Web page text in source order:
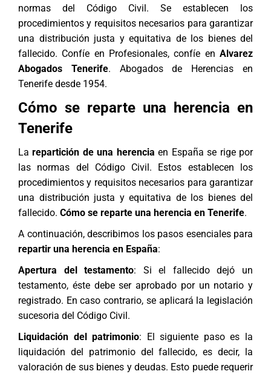
normas del Código Civil. Se establecen los
procedimientos y requisitos necesarios para garantizar
una distribución justa y equitativa de los bienes del
fallecido. Confíe en Profesionales, confíe en Alvarez
Abogados Tenerife. Abogados de Herencias en
Tenerife desde 1954.
Cómo se reparte una herencia en
Tenerife
Larepartición de una herencia en España se rige por
las normas del Código Civil. Estos establecen los
procedimientos y requisitos necesarios para garantizar
una distribución justa y equitativa de los bienes del
fallecido. Cómo se reparte una herencia en Tenerife.
A continuación, describimos los pasos esenciales para
repartir una herencia en España:
Apertura del testamento: Si el fallecido dejó un
testamento, éste debe ser aprobado por un notario y
registrado. En caso contrario, se aplicará la legislación
sucesoria del Código Civil.
Liquidación del patrimonio: El siguiente paso es la
liquidación del patrimonio del fallecido, es decir, la
valoración de sus bienes y deudas. Esto puede requerir